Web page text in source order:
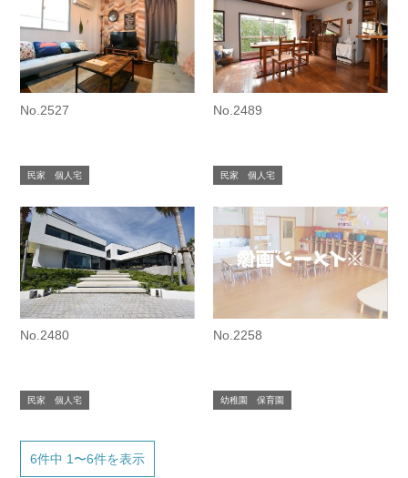
No.2527
民家 個人宅
No.2489
民家 個人宅
No.2480
民家 個人宅
No.2258
幼稚園 保育園
6件中 1〜6件を表示